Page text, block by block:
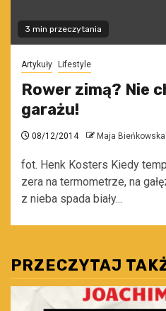
3 min przeczytania
Artykuły Lifestyle
Rower zimą? Nie
garażu!
08/12/2014 Maja Bieńkowska
fot. Henk Kosters Kiedy
zera na termometrze, na
z nieba spada biały...
PRZECZYTAJ